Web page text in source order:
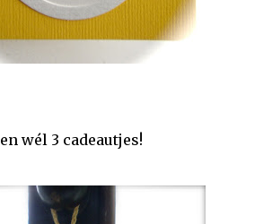
en wél 3 cadeautjes!